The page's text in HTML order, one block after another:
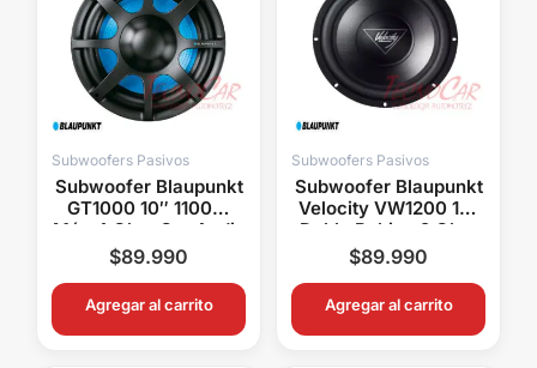
Subwoofers Pasivos
Subwoofer Blaupunkt
GT1000 10″ 1100W
Máx 4 Ohm Car Audio
$89.990
Agregar al carrito
Subwoofers Pasivos
Subwoofer Blaupunkt
Velocity VW1200 12″
Doble Bobina 2 Ohm
1200W Alto
Rendimiento
$89.990
Agregar al carrito